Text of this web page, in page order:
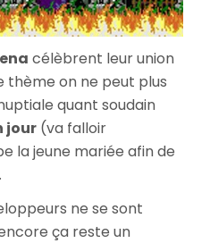
célèbrent leur union
thème on ne peut plus
quant soudain
jour (va falloir
la jeune mariée afin de
ne se sont
ça reste un